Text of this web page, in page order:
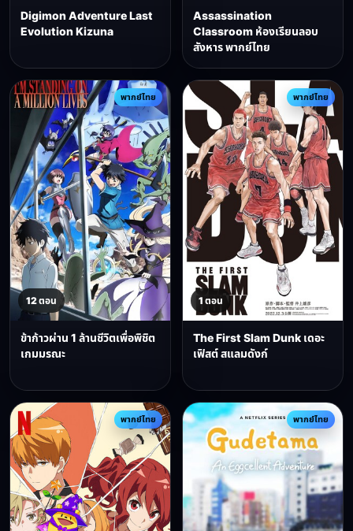
Digimon Adventure Last
Evolution Kizuna
Assassination
Classroom ห้องเรียนลอบ
สังหาร พากย์ไทย
พากย์ไทย
12 ตอน
ข้าก้าวผ่าน 1 ล้านชีวิตเพื่อพิชิต
เกมมรณะ
พากย์ไทย
1 ตอน
The First Slam Dunk เดอะ
เฟิสต์ สแลมดังก์
พากย์ไทย พากย์ไทย